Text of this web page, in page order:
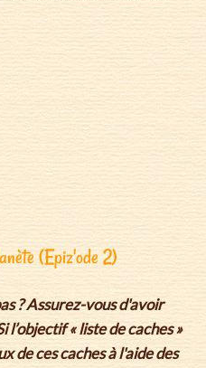
(Epiz'ode 2)
? Assurez-vous d'avoir
l’objectif « liste de caches »
de ces caches à l'aide des